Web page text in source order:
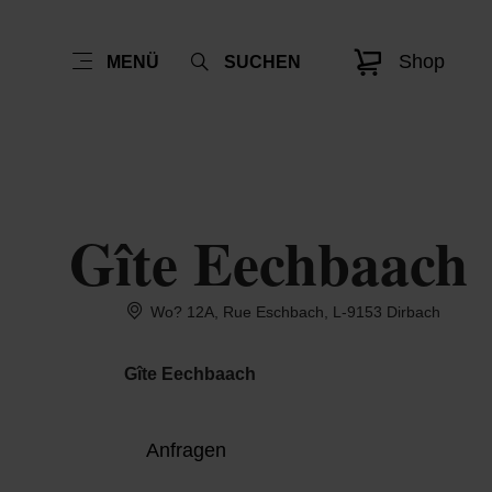
MENÜ SUCHEN Shop
Gîte Eechbaach
Wo? 12A, Rue Eschbach, L-9153 Dirbach
Gîte Eechbaach
Anfragen